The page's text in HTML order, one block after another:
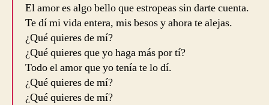
El amor es algo bello que estropeas sin darte cuenta.
Te dí mi vida entera, mis besos y ahora te alejas.
¿Qué quieres de mí?
¿Qué quieres que yo haga más por tí?
Todo el amor que yo tenía te lo dí.
¿Qué quieres de mí?
¿Qué quieres de mí?